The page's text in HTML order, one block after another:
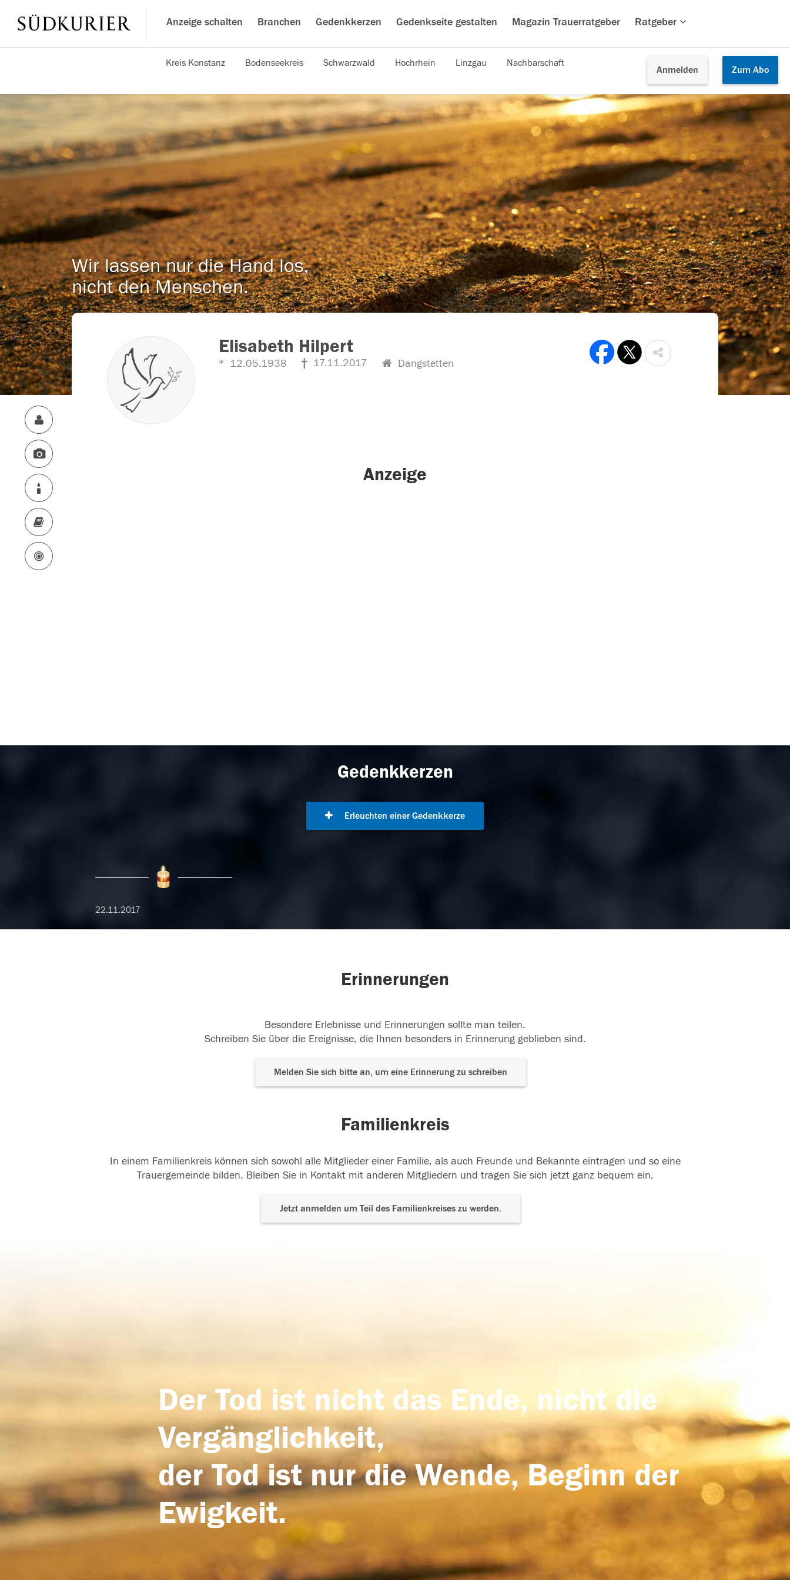
Anzeige schalten Branchen Gedenkkerzen Gedenkseite gestalten Magazin Trauerratgeber Ratgeber
Anmelden Zum Abo
Kreis Konstanz Bodenseekreis Schwarzwald Hochrhein Linzgau Nachbarschaft
Wir lassen nur die Hand los,
nicht den Menschen.
Elisabeth Hilpert
12.05.1938 17.11.2017 Dangstetten
Anzeige
Gedenkkerzen
Erleuchten einer Gedenkkerze
22.11.2017
Erinnerungen
Besondere Erlebnisse und Erinnerungen sollte man teilen.
Schreiben Sie über die Ereignisse, die Ihnen besonders in Erinnerung geblieben sind.
Melden Sie sich bitte an, um eine Erinnerung zu schreiben
Familienkreis
In einem Familienkreis können sich sowohl alle Mitglieder einer Familie, als auch Freunde und Bekannte eintragen und so eine
Trauergemeinde bilden. Bleiben Sie in Kontakt mit anderen Mitgliedern und tragen Sie sich jetzt ganz bequem ein.
Jetzt anmelden um Teil des Familienkreises zu werden.
Der Tod ist nicht das Ende, nicht die
Vergänglichkeit,
der Tod ist nur die Wende, Beginn der
Ewigkeit.